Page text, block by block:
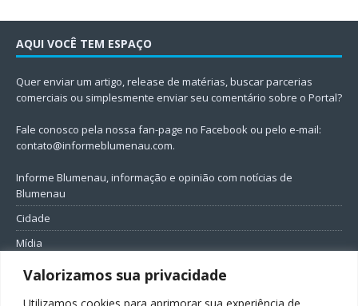
Valorizamos sua privacidade
Utilizamos cookies para aprimorar sua experiência de
AQUI VOCÊ TEM ESPAÇO
Quer enviar um artigo, release de matérias, buscar parcerias
comerciais ou simplesmente enviar seu comentário sobre o Portal?
Fale conosco pela nossa fan-page no Facebook ou pelo e-mail:
contato@informeblumenau.com.
Informe Blumenau, informação e opinião com notícias de
Blumenau
Cidade
Mídia
Entretenimento